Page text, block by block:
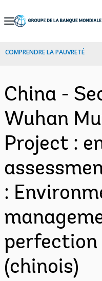
Skip
Navigation
COMPRENDRE LA PAUVRETÉ
China -
Wuhan
Project :
:
perfection
(chinois)